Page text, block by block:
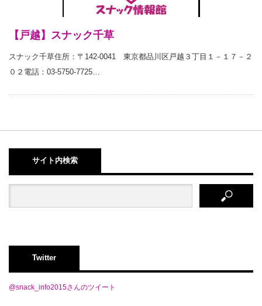
【戸越】スナック千草
スナック千草住所：〒142-0041 東京都品川区戸越３丁目１－１７－２
０２電話：03-5750-7725…
サイト内検索
Twitter
@snack_info2015さんのツイート